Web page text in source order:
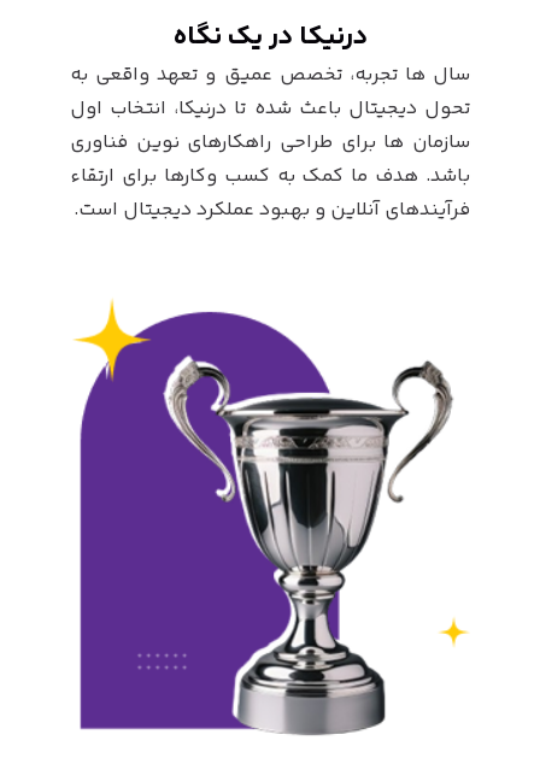
درنیکا در یک نگاه
سال ها تجربه، تخصص عمیق و تعهد واقعی به
تحول دیجیتال باعث شده تا درنیکا، انتخاب اول
سازمان ها برای طراحی راهکارهای نوین فناوری
باشد. هدف ما کمک به کسب وکارها برای ارتقاء
فرآیندهای آنلاین و بهبود عملکرد دیجیتال است.